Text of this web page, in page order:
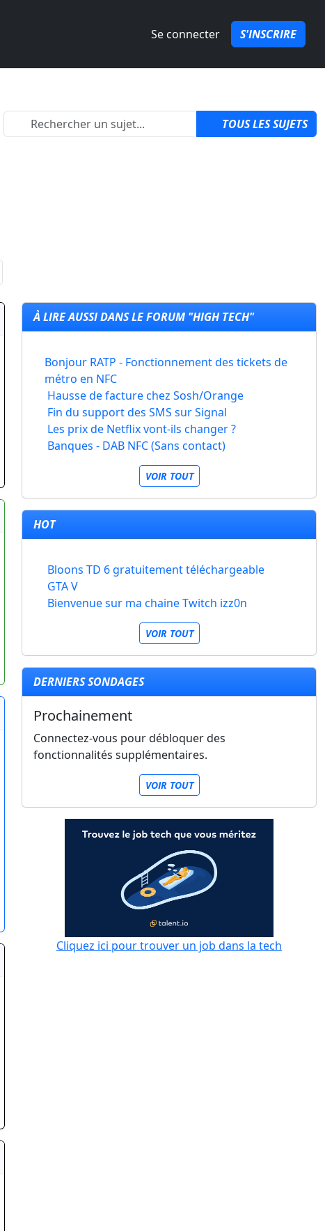
Se connecter S'INSCRIRE
2 TOUS LES SUJETS
À LIRE AUSSI DANS LE FORUM "HIGH TECH"
Bonjour RATP - Fonctionnement des tickets de
métro en NFC
Hausse de facture chez Sosh/Orange
Fin du support des SMS sur Signal
Les prix de Netflix vont-ils changer ?
Banques - DAB NFC (Sans contact)
VOIR TOUT
HOT
Bloons TD 6 gratuitement téléchargeable
GTA V
Bienvenue sur ma chaine Twitch izz0n
VOIR TOUT
DERNIERS SONDAGES
Prochainement
Connectez-vous pour débloquer des
fonctionnalités supplémentaires.
VOIR TOUT
Cliquez ici pour trouver un job dans la tech